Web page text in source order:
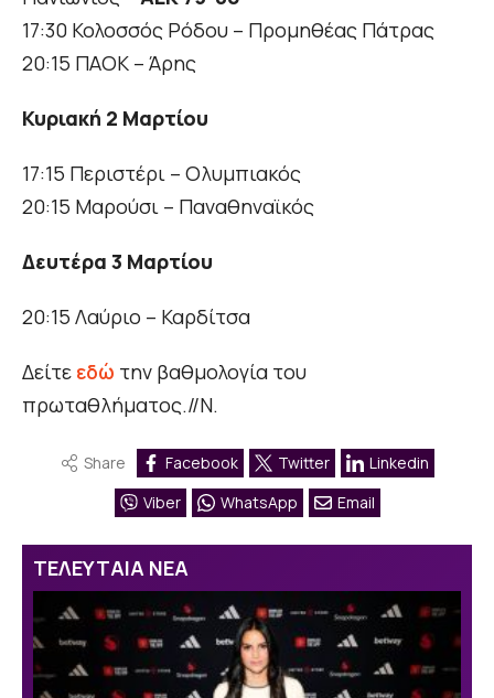
17:30 Κολοσσός Ρόδου – Προμηθέας Πάτρας
20:15 ΠΑΟΚ – Άρης
Κυριακή 2 Μαρτίου
17:15 Περιστέρι – Ολυμπιακός
20:15 Μαρούσι – Παναθηναϊκός
Δευτέρα 3 Μαρτίου
20:15 Λαύριο – Καρδίτσα
Δείτε εδώ την βαθμολογία του
πρωταθλήματος.//Ν.
Share Facebook Twitter
Linkedin
Viber
WhatsApp Email
ΤΕΛΕΥΤΑΙΑ ΝΕΑ